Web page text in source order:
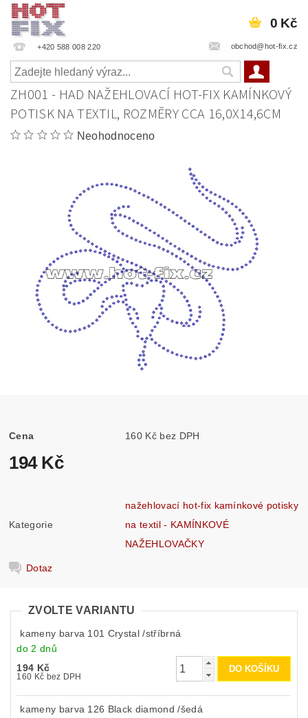
+420 588 008 220 obchod@hot-fix.cz
0 Kč
ZH001 - HAD NAŽEHLOVACÍ HOT-FIX KAMÍNKOVÝ
POTISK NA TEXTIL, ROZMĚRY CCA 16,0X14,6CM
Neohodnoceno
Cena 160 Kč bez DPH
194 Kč
Kategorie
nažehlovací hot-fix kamínkové potisky
na textil - KAMÍNKOVÉ
NAŽEHLOVAČKY
Dotaz
ZVOLTE VARIANTU
kameny barva 101 Crystal /stříbrná
do 2 dnů
194 Kč
160 Kč bez DPH
kameny barva 126 Black diamond /šedá